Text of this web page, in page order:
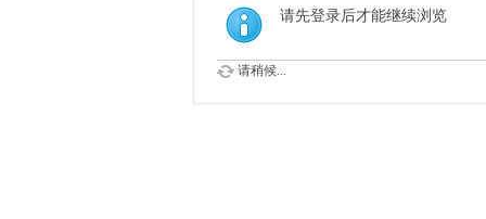
请先登录后才能继续浏览
请稍候...